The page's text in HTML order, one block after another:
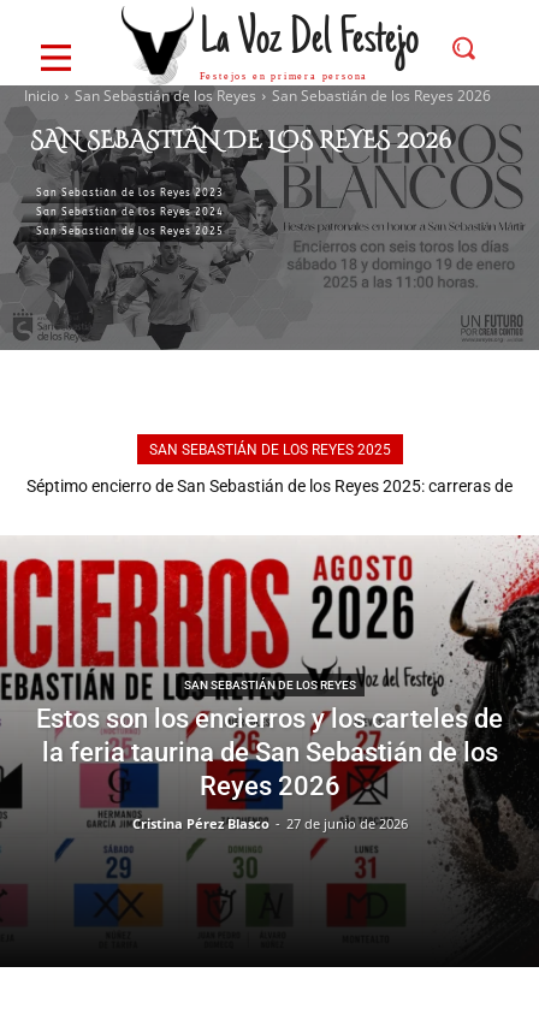
La Voz Del Festejo
Festejos en primera persona
Inicio San Sebastián de los Reyes San Sebastián de los Reyes 2026
SAN SEBASTIÁN DE LOS REYES 2026
San Sebastián de los Reyes 2023
San Sebastián de los Reyes 2024
San Sebastián de los Reyes 2025
SAN SEBASTIÁN DE LOS REYES 2025
Séptimo encierro de San Sebastián de los Reyes 2025: carreras de
Sexto encierro de San Sebastián de los Reyes 2025: Brillantes
SAN SEBASTIÁN DE LOS REYES
Estos son los encierros y los carteles de
la feria taurina de San Sebastián de los
Reyes 2026
Cristina Pérez Blasco - 27 de junio de 2026